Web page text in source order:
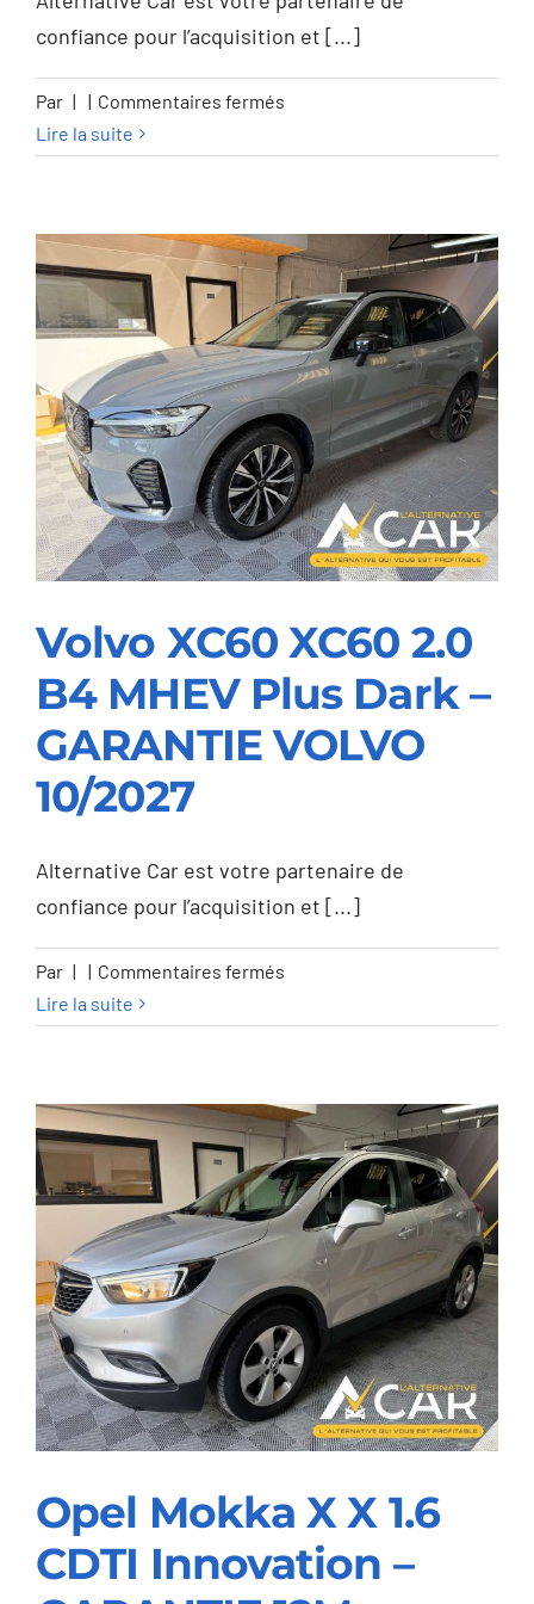
confiance pour l’acquisition et [...]
Par | | Commentaires fermés
C5
C5
X
1.6
Turbo
PHEV
Shine
Pack
(165
kW)
–
GARANTIE
12M
Lire la suite
Volvo XC60 XC60 2.0
B4 MHEV Plus Dark –
GARANTIE VOLVO
Volvo XC60 XC60 2.0
B4 MHEV Plus Dark –
GARANTIE VOLVO
10/2027
Alternative Car est votre partenaire de
confiance pour l’acquisition et [...]
Par | | Commentaires fermés
XC60
2.0
B4
MHEV
Plus
Dark
GARANTIE
VOLVO
10/2027
Lire la suite
Opel Mokka X X 1.6
CDTI Innovation –